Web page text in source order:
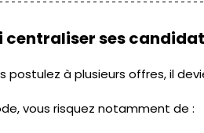
centraliser ses
postulez à plusieurs offres, il
vous risquez notamment de :